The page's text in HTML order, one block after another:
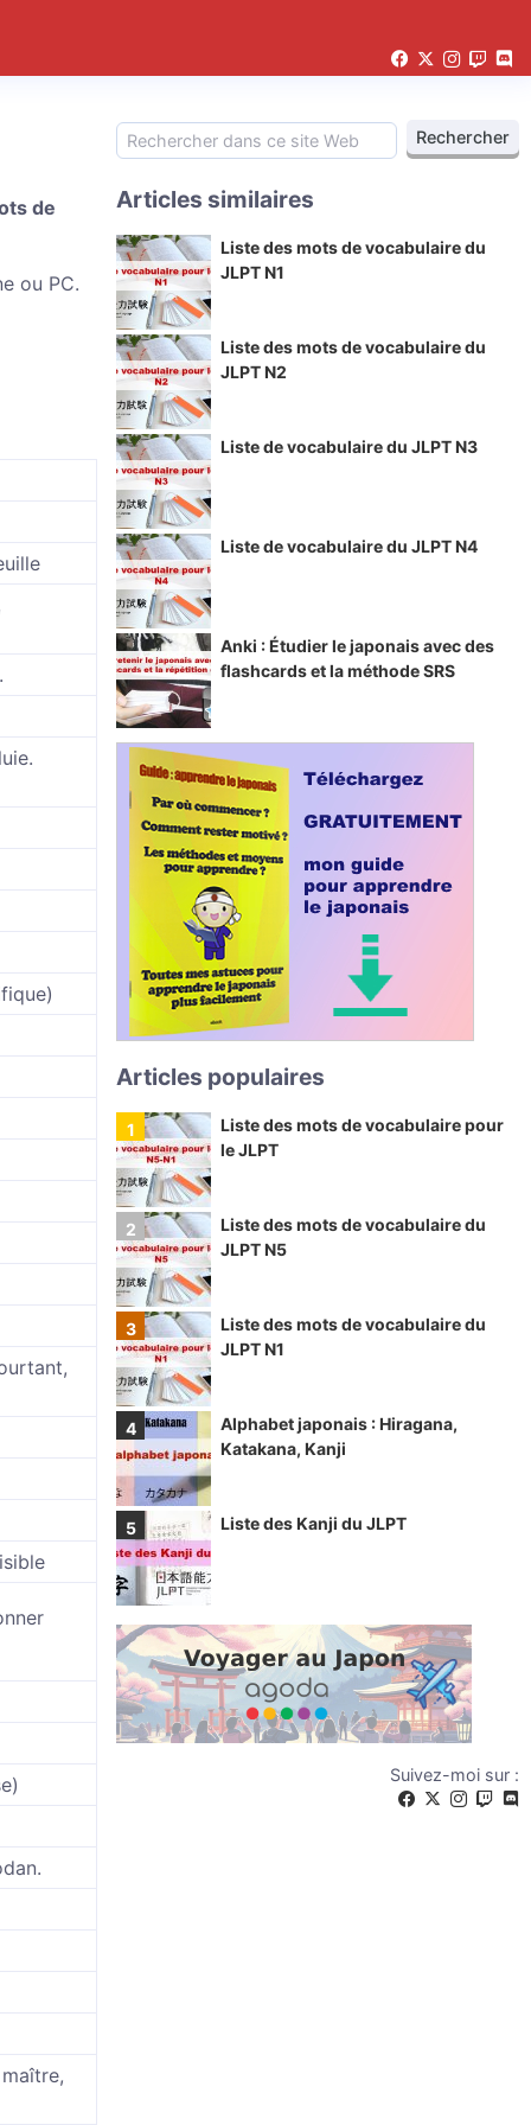
de
ou PC.
Articles similaires
Liste des mots de vocabulaire du
JLPT N1
Liste des mots de vocabulaire du
JLPT N2
Liste de vocabulaire du JLPT N3
Liste de vocabulaire du JLPT N4
Anki : Étudier le japonais avec des
flashcards et la méthode SRS
Articles populaires
Liste des mots de vocabulaire pour
le JLPT
Liste des mots de vocabulaire du
JLPT N5
Liste des mots de vocabulaire du
JLPT N1
Alphabet japonais : Hiragana,
Katakana, Kanji
Liste des Kanji du JLPT
Suivez-moi sur :